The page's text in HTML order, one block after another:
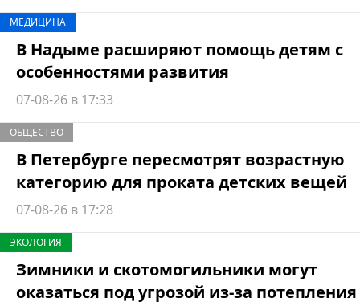
МЕДИЦИНА
В Надыме расширяют помощь детям с
особенностями развития
07-08-26 в 17:33
ОБЩЕСТВО
В Петербурге пересмотрят возрастную
категорию для проката детских вещей
07-08-26 в 17:28
ЭКОЛОГИЯ
Зимники и скотомогильники могут
оказаться под угрозой из-за потепления